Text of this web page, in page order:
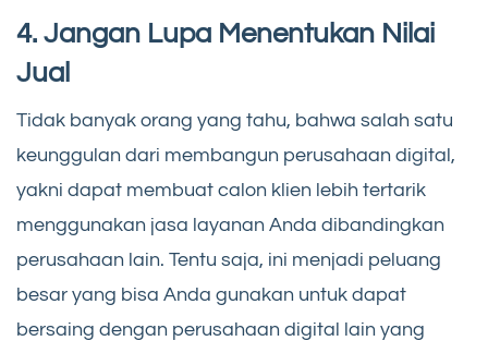
4. Jangan Lupa Menentukan Nilai
Jual
Tidak banyak orang yang tahu, bahwa salah satu
keunggulan dari membangun perusahaan digital,
yakni dapat membuat calon klien lebih tertarik
menggunakan jasa layanan Anda dibandingkan
perusahaan lain. Tentu saja, ini menjadi peluang
besar yang bisa Anda gunakan untuk dapat
bersaing dengan perusahaan digital lain yang